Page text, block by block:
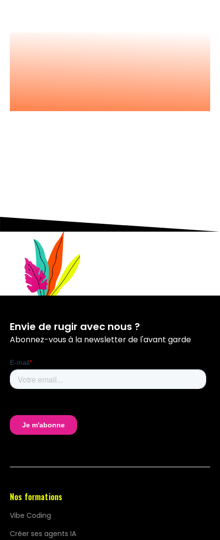
Envie de rugir avec nous ?
Abonnez-vous à la newsletter de l'avant garde
Nos formations
Vibe Coding
Créer ses agents IA